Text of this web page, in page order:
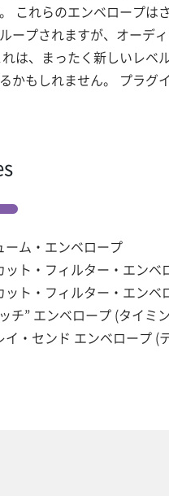
これらのエンベロープは
ープされますが、オーデ
れは、まったく新しいレベ
かもしれません。 プラグ
ーム・エンベロープ
ット・フィルター・エン
ット・フィルター・エン
チ” エンベロープ (タイミ
イ・センド エンベロープ (